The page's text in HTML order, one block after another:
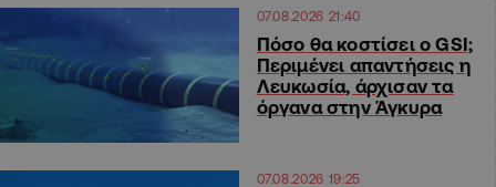
07.08.2026 21:40
Πόσο θα κοστίσει ο GSI;
Περιμένει απαντήσεις η
Λευκωσία, άρχισαν τα
όργανα στην Άγκυρα
07.08.2026 19:25